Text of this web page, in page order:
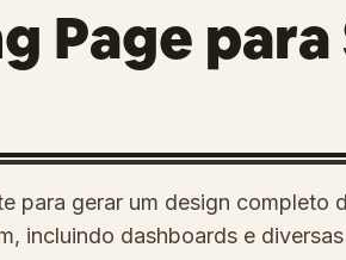
Page para
para gerar um design completo
incluindo dashboards e